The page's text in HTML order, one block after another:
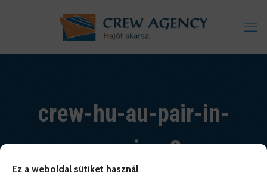
Ez a weboldal sütiket használ
crew-hu-au-pair-in-
america-3